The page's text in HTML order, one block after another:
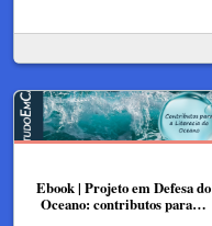
Ebook | Projeto em Defesa do
Oceano: contributos para…